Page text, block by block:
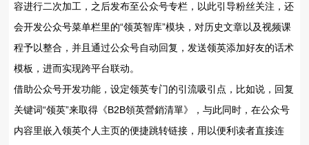
容进行二次加工，之后发布至公众号专栏，以此引导粉丝关注，还
会开发公众号菜单栏里的“领英智库”模块，对历史文章以及视频课
程予以整合，并且通过公众号自动回复，发送领英添加好友的话术
模板，进而实现跨平台联动。
借助公众号开发功能，设定领英专门的引流吸引点，比如说，回复
关键词“领英”来取得《B2B領英營銷清單》，与此同时，在公众号
内容里嵌入领英个人主页的便捷跳转链接，用以便利读者直接连